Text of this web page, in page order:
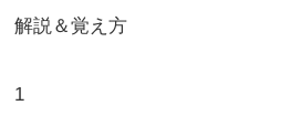
解説＆覚え方
1